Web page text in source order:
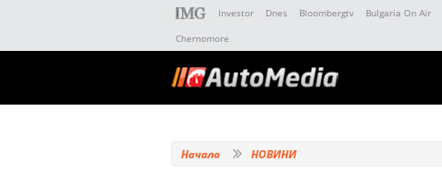
Investor Dnes Bloombergtv Bulgaria On Air
Chernomore
Начало НОВИНИ